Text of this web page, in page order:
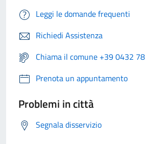
Leggi le domande frequenti
Richiedi Assistenza
Chiama il comune +39 0432
Prenota un appuntamento
Problemi in città
Segnala disservizio